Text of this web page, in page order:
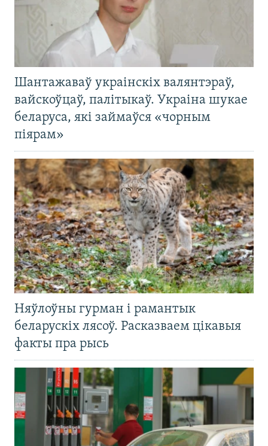
Шантажаваў украінскіх валянтэраў,
вайскоўцаў, палітыкаў. Украіна шукае
беларуса, які займаўся «чорным
піярам»
Няўлоўны гурман і рамантык
беларускіх лясоў. Расказваем цікавыя
факты пра рысь